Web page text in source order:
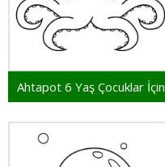
Ahtapot 6 Yaş Çocuklar İçin